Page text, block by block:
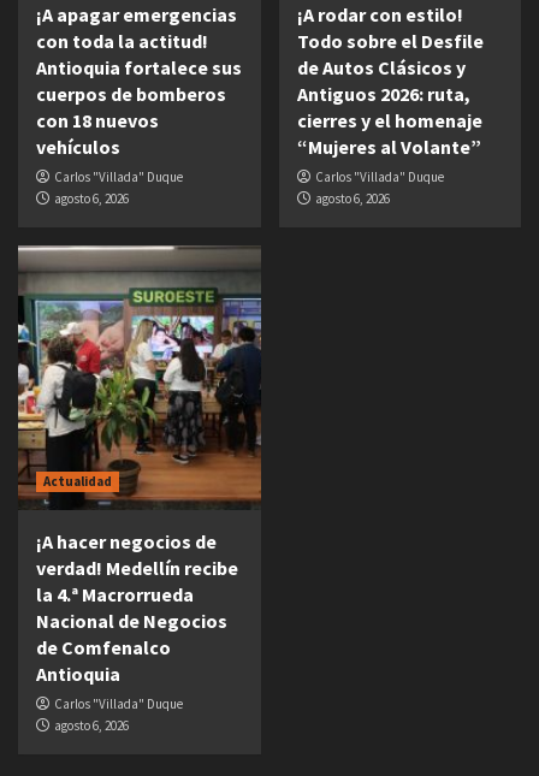
¡A apagar emergencias
con toda la actitud!
Antioquia fortalece sus
cuerpos de bomberos
con 18 nuevos
vehículos
Carlos "Villada" Duque
agosto 6, 2026
¡A rodar con estilo!
Todo sobre el Desfile
de Autos Clásicos y
Antiguos 2026: ruta,
cierres y el homenaje
“Mujeres al Volante”
Carlos "Villada" Duque
agosto 6, 2026
Actualidad
¡A hacer negocios de
verdad! Medellín recibe
la 4.ª Macrorrueda
Nacional de Negocios
de Comfenalco
Antioquia
Carlos "Villada" Duque
agosto 6, 2026